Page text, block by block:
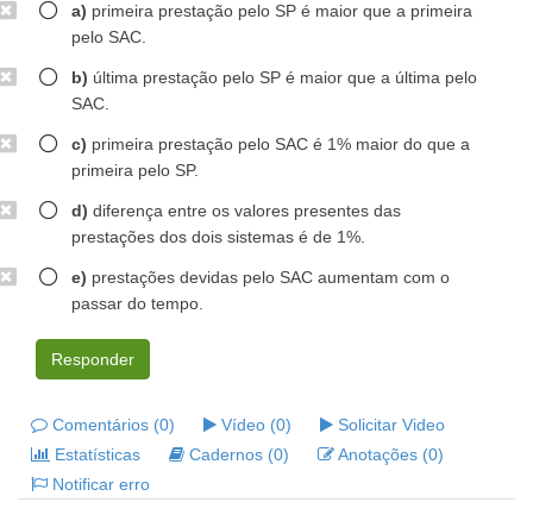
a) primeira prestação pelo SP é maior que a primeira
pelo SAC.
b) última prestação pelo SP é maior que a última pelo
SAC.
c) primeira prestação pelo SAC é 1% maior do que a
primeira pelo SP.
d) diferença entre os valores presentes das
prestações dos dois sistemas é de 1%.
e) prestações devidas pelo SAC aumentam com o
passar do tempo.
Responder
Comentários (0) Vídeo (0)
Solicitar Video
Estatísticas
Cadernos (0)
Anotações (0)
Notificar erro